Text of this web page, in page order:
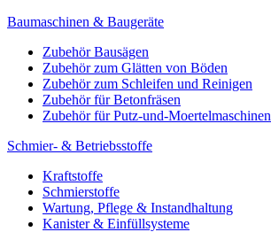
Baumaschinen & Baugeräte
Zubehör Bausägen
Zubehör zum Glätten von Böden
Zubehör zum Schleifen und Reinigen
Zubehör für Betonfräsen
Zubehör für Putz-und-Moertelmaschinen
Schmier- & Betriebsstoffe
Kraftstoffe
Schmierstoffe
Wartung, Pflege & Instandhaltung
Kanister & Einfüllsysteme